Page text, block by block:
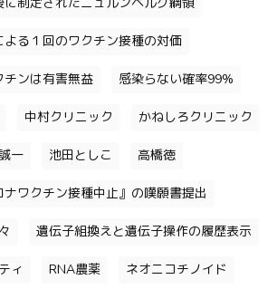
よる１回のワクチン接種の対価
ンは有害無益 感染らない確率99%
中村クリニック かねしろクリニック
一 池田としこ 高橋徳
ナワクチン接種中止』の嘆願書提出
遺伝子組換えと遺伝子操作の履歴表示
ィ RNA農薬 ネオニコチノイド